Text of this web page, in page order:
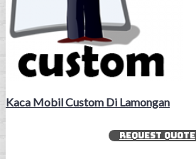
Kaca Mobil Custom Di Lamongan
REQUEST QUOTE